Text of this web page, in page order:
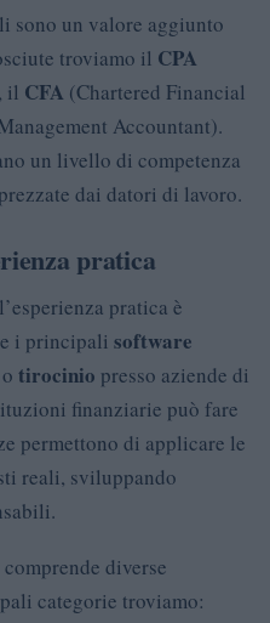
sono un valore aggiunto
troviamo il CPA
il CFA (Chartered Financial
Accountant).
un livello di competenza
dai datori di lavoro.
pratica
pratica è
i principali software
o tirocinio presso aziende di
finanziarie può fare
permettono di applicare le
reali, sviluppando
diverse
categorie troviamo: